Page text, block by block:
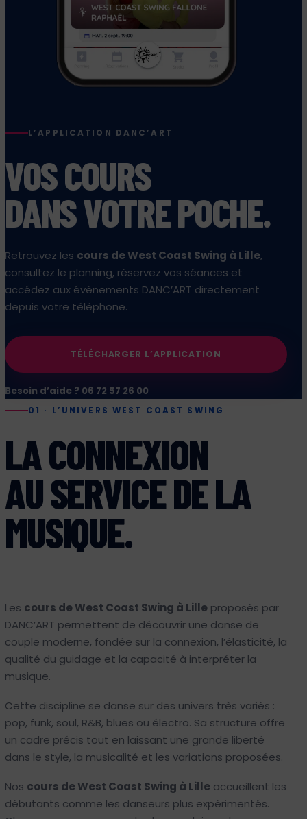
L’APPLICATION DANC’ART
VOS COURS
DANS VOTRE POCHE.
Retrouvez les cours de West Coast Swing à Lille,
consultez le planning, réservez vos séances et
accédez aux événements DANC’ART directement
depuis votre téléphone.
TÉLÉCHARGER L’APPLICATION
Besoin d’aide ? 06 72 57 26 00
01 · L’UNIVERS WEST COAST SWING
LA CONNEXION
AU SERVICE DE LA
MUSIQUE.
Les cours de West Coast Swing à Lille proposés par
DANC’ART permettent de découvrir une danse de
couple moderne, fondée sur la connexion, l’élasticité, la
qualité du guidage et la capacité à interpréter la
musique.
Cette discipline se danse sur des univers très variés :
pop, funk, soul, R&B, blues ou électro. Sa structure offre
un cadre précis tout en laissant une grande liberté
dans le style, la musicalité et les variations proposées.
Nos cours de West Coast Swing à Lille accueillent les
débutants comme les danseurs plus expérimentés.